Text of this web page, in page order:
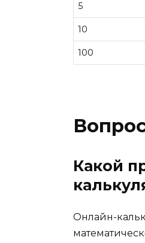
5
10
100
Какой
Онлайн-